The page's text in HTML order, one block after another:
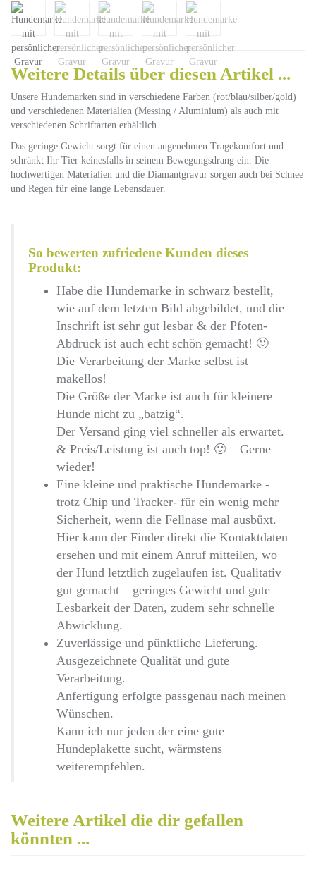
Weitere Details über diesen Artikel ...
Unsere Hundemarken sind in verschiedene Farben (rot/blau/silber/gold)
und verschiedenen Materialien (Messing / Aluminium) als auch mit
verschiedenen Schriftarten erhältlich.
Das geringe Gewicht sorgt für einen angenehmen Tragekomfort und
schränkt Ihr Tier keinesfalls in seinem Bewegungsdrang ein. Die
hochwertigen Materialien und die Diamantgravur sorgen auch bei Schnee
und Regen für eine lange Lebensdauer.
So bewerten zufriedene Kunden dieses
Produkt:
Habe die Hundemarke in schwarz bestellt,
wie auf dem letzten Bild abgebildet, und die
Inschrift ist sehr gut lesbar & der Pfoten-
Abdruck ist auch echt schön gemacht! 🙂
Die Verarbeitung der Marke selbst ist
makellos!
Die Größe der Marke ist auch für kleinere
Hunde nicht zu „batzig“.
Der Versand ging viel schneller als erwartet.
& Preis/Leistung ist auch top! 🙂 – Gerne
wieder!
Eine kleine und praktische Hundemarke -
trotz Chip und Tracker- für ein wenig mehr
Sicherheit, wenn die Fellnase mal ausbüxt.
Hier kann der Finder direkt die Kontaktdaten
ersehen und mit einem Anruf mitteilen, wo
der Hund letztlich zugelaufen ist. Qualitativ
gut gemacht – geringes Gewicht und gute
Lesbarkeit der Daten, zudem sehr schnelle
Abwicklung.
Zuverlässige und pünktliche Lieferung.
Ausgezeichnete Qualität und gute
Verarbeitung.
Anfertigung erfolgte passgenau nach meinen
Wünschen.
Kann ich nur jeden der eine gute
Hundeplakette sucht, wärmstens
weiterempfehlen.
Weitere Artikel die dir gefallen
könnten ...